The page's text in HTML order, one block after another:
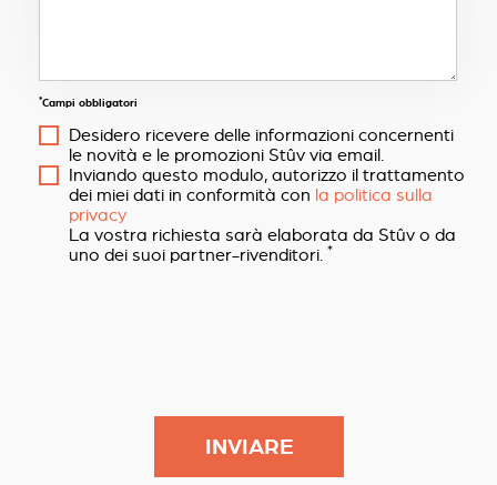
*Campi obbligatori
Desidero ricevere delle informazioni concernenti
le novità e le promozioni Stûv via email.
Inviando questo modulo, autorizzo il trattamento
dei miei dati in conformità con la politica sulla
privacy
La vostra richiesta sarà elaborata da Stûv o da
uno dei suoi partner-rivenditori. *